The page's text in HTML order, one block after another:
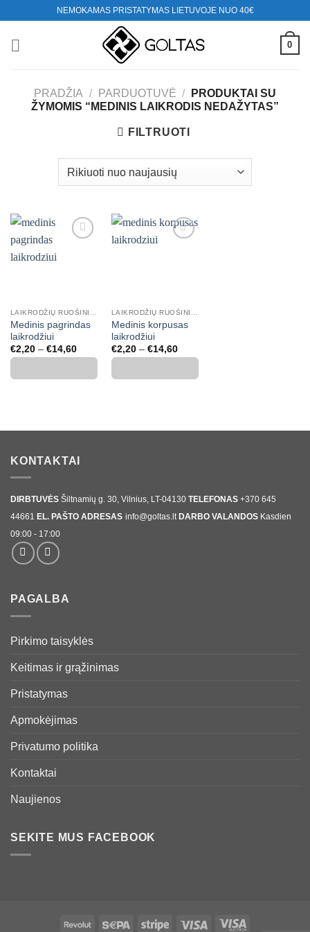
content
NEMOKAMAS PRISTATYMAS LIETUVOJE NUO 40€
0
PRADŽIA / PARDUOTUVĖ /
PRODUKTAI SU
ŽYMOMIS “MEDINIS LAIKRODIS NEDAŽYTAS”
FILTRUOTI
Medinis pagrindas
laikrodžiui
€2,20 – €14,60Price
range:
through
Medinis korpusas
laikrodžiui
€2,20 – €14,60Price
range:
through
KONTAKTAI
DIRBTUVĖS Šiltnamių g. 30, Vilnius, LT-04130 TELEFONAS +370 645
44661 EL. PAŠTO ADRESAS info@goltas.lt DARBO VALANDOS Kasdien
09:00 - 17:00
PAGALBA
Pirkimo taisyklės
Keitimas ir grąžinimas
Pristatymas
Apmokėjimas
Privatumo politika
Kontaktai
Naujienos
SEKITE MUS FACEBOOK